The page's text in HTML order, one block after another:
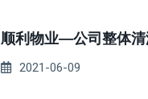
顺利物业—公司整体清
2021-06-09